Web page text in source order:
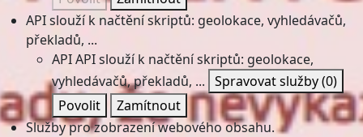
API slouží k načtění skriptů: geolokace, vyhledávačů,
překladů, ...
APIAPI slouží k načtění skriptů: geolokace,
vyhledávačů, překladů, ... Spravovat služby(0)
Povolit
Zamítnout
Služby pro zobrazení webového obsahu.